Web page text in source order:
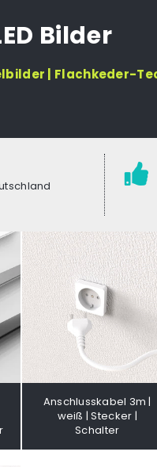
Bilder
| Flachkeder-
Anschlusskabel 3m |
weiß | Stecker |
Schalter